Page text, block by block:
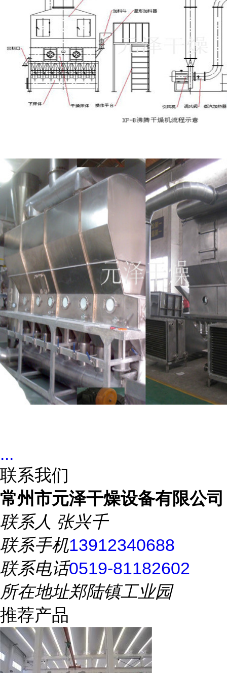
...
联系我们
常州市元泽干燥设备有限公司
联系人 张兴千
联系手机13912340688
联系电话0519-81182602
所在地址郑陆镇工业园
推荐产品